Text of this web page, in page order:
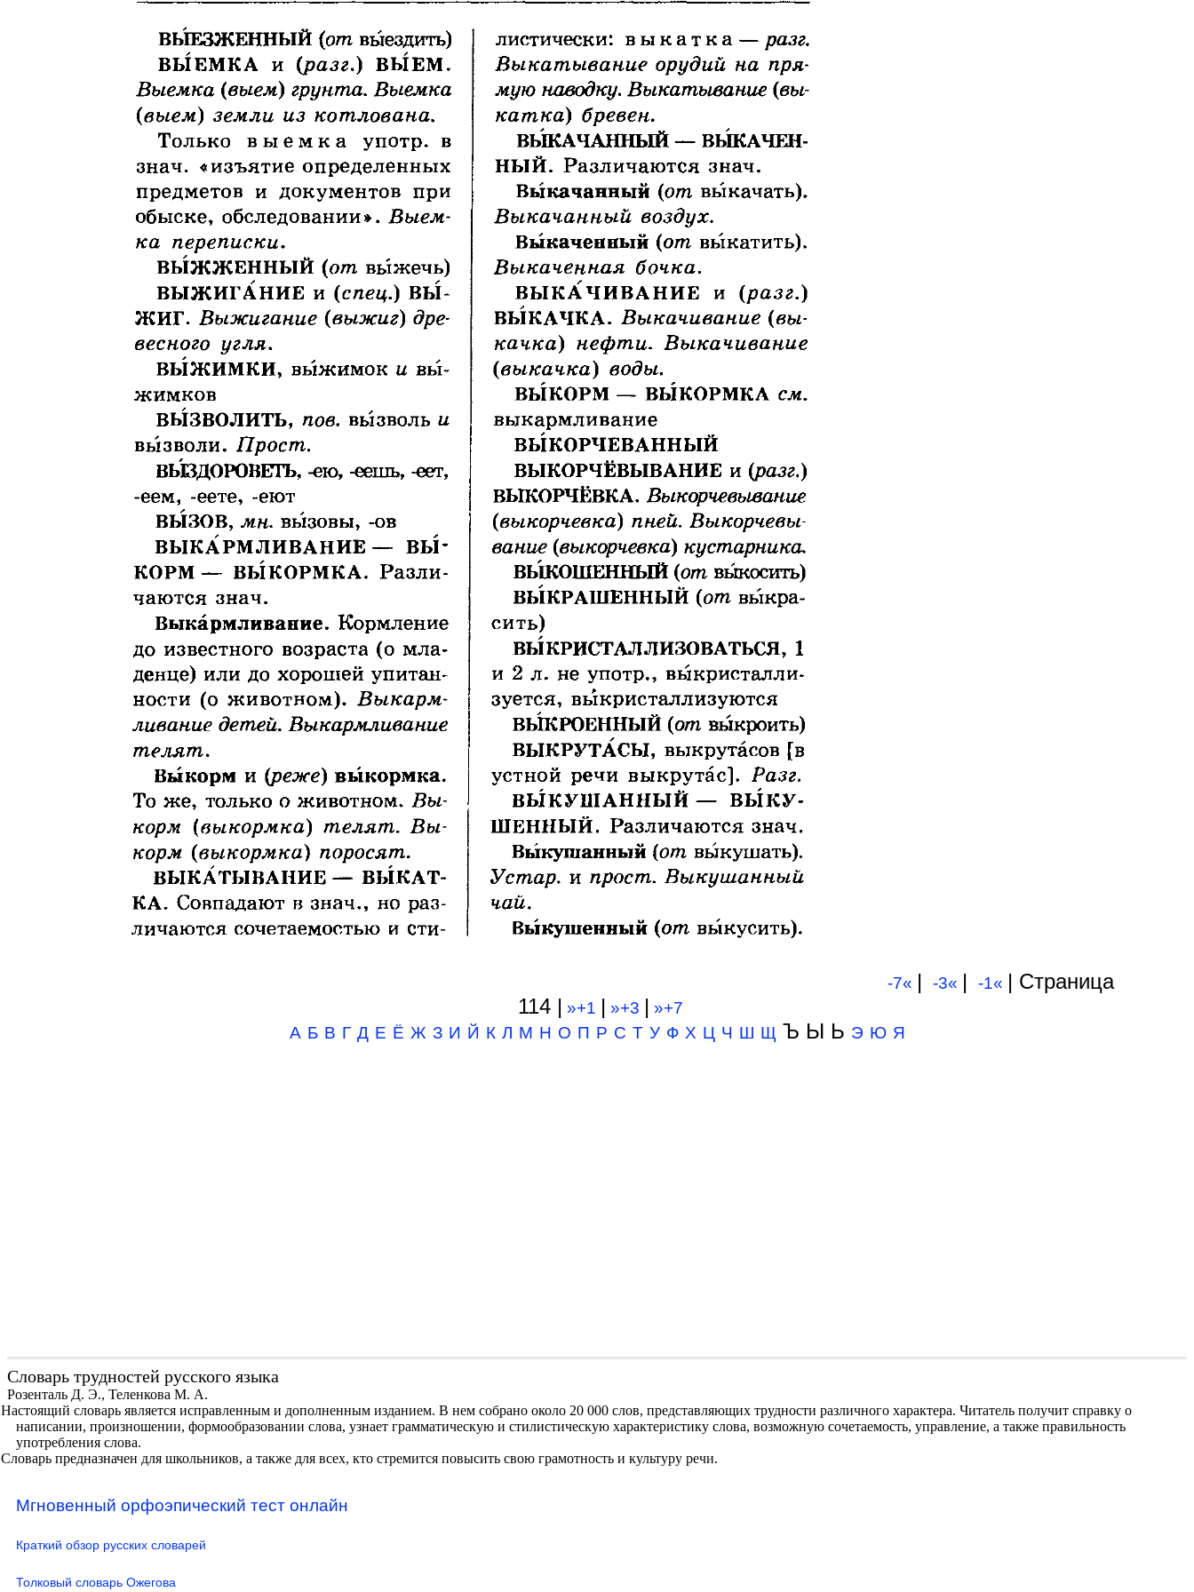
-7« | -3« | -1« | Cтраница
114 | »+1 | »+3 | »+7
А Б В Г Д Е Ё Ж З И Й К Л М Н О П Р С Т У Ф Х Ц Ч Ш Щ Ъ Ы Ь Э Ю Я
Словарь трудностей русского языка
Розенталь Д. Э., Теленкова М. А.
Настоящий словарь является исправленным и дополненным изданием. В нем собрано около 20 000 слов, представляющих трудности различного характера. Читатель получит справку о
написании, произношении, формообразовании слова, узнает грамматическую и стилистическую характеристику слова, возможную сочетаемость, управление, а также правильность
употребления слова.
Словарь предназначен для школьников, а также для всех, кто стремится повысить свою грамотность и культуру речи.
Мгновенный орфоэпический тест онлайн
Краткий обзор русских словарей
Толковый словарь Ожегова